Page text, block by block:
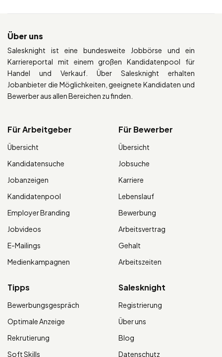
Über uns
Salesknight ist eine bundesweite Jobbörse und ein
Karriereportal mit einem großen Kandidatenpool für
Handel und Verkauf. Über Salesknight erhalten
Jobanbieter die Möglichkeiten, geeignete Kandidaten und
Bewerber aus allen Bereichen zu finden.
Für Arbeitgeber
Übersicht
Kandidatensuche
Jobanzeigen
Kandidatenpool
Employer Branding
Jobvideos
E-Mailings
Medienkampagnen
Für Bewerber
Übersicht
Jobsuche
Karriere
Lebenslauf
Bewerbung
Arbeitsvertrag
Gehalt
Arbeitszeiten
Tipps
Bewerbungsgespräch
Optimale Anzeige
Rekrutierung
Soft Skills
Salesknight
Registrierung
Über uns
Blog
Datenschutz